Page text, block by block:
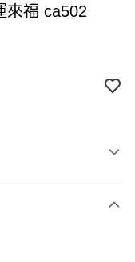
來福 ca502